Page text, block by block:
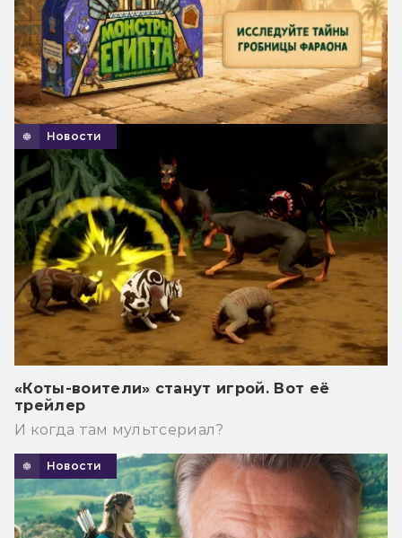
Новости
«Коты-воители» станут игрой. Вот её
трейлер
И когда там мультсериал?
Новости